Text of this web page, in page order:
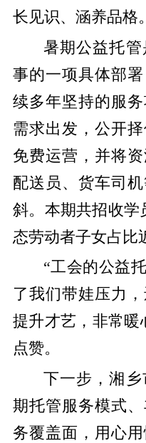
长见识、涵养品格。
暑期公益托
事的一项具体部
续多年坚持的服
需求出发，公开
免费运营，并将
配送员、货车司
斜。本期共招收学
态劳动者子女占比
“工会的公益
了我们带娃压力
提升才艺，非常暖
点赞。
下一步，湘
期托管服务模式
务覆盖面，用心